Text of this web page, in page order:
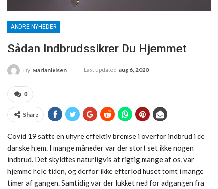
ANDRE NYHEDER
Sådan Indbrudssikrer Du Hjemmet
By Marianielsen Last updated aug 6, 2020
0
Share
Covid 19 satte en uhyre effektiv bremse i overfor indbrud i de
danske hjem. I mange måneder var der stort set ikke nogen
indbrud. Det skyldtes naturligvis at rigtig mange af os, var
hjemme hele tiden, og derfor ikke efterlod huset tomt i mange
timer af gangen. Samtidig var der lukket ned for adgangen fra